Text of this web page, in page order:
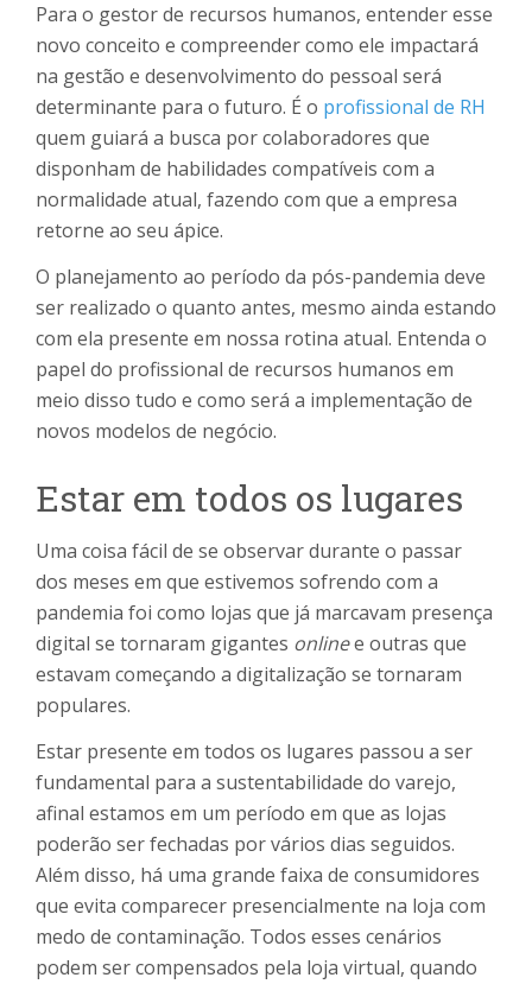
Para o gestor de recursos humanos, entender esse
novo conceito e compreender como ele impactará
na gestão e desenvolvimento do pessoal será
determinante para o futuro. É o profissional de RH
quem guiará a busca por colaboradores que
disponham de habilidades compatíveis com a
normalidade atual, fazendo com que a empresa
retorne ao seu ápice.
O planejamento ao período da pós-pandemia deve
ser realizado o quanto antes, mesmo ainda estando
com ela presente em nossa rotina atual. Entenda o
papel do profissional de recursos humanos em
meio disso tudo e como será a implementação de
novos modelos de negócio.
Estar em todos os lugares
Uma coisa fácil de se observar durante o passar
dos meses em que estivemos sofrendo com a
pandemia foi como lojas que já marcavam presença
digital se tornaram gigantes onlinee outras que
estavam começando a digitalização se tornaram
populares.
Estar presente em todos os lugares passou a ser
fundamental para a sustentabilidade do varejo,
afinal estamos em um período em que as lojas
poderão ser fechadas por vários dias seguidos.
Além disso, há uma grande faixa de consumidores
que evita comparecer presencialmente na loja com
medo de contaminação. Todos esses cenários
podem ser compensados pela loja virtual, quando